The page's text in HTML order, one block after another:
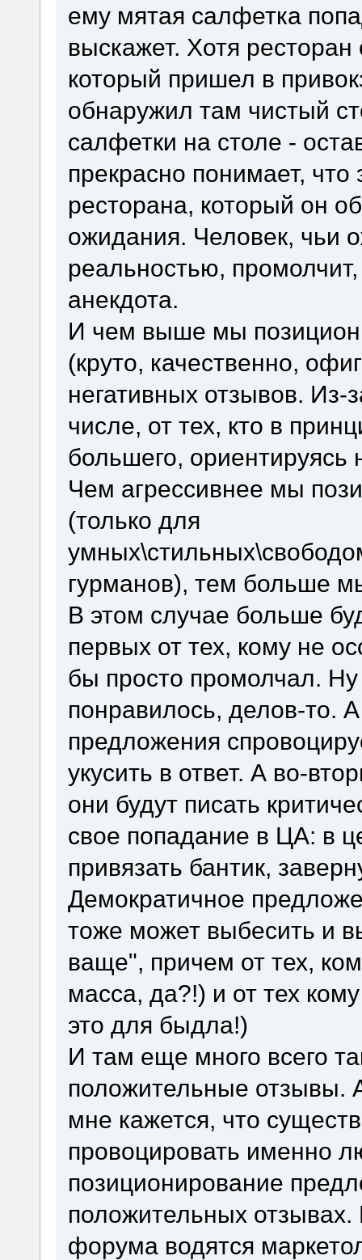
ему мятая салфетка
выскажет. Хотя
который пришел в
обнаружил там чистый
салфетки на столе -
прекрасно понимает, что
ресторана, который он
ожидания. Человек, чьи
реальностью, промолчит,
анекдота.
И чем выше мы
(круто, качественно,
негативных отзывов.
числе, от тех, кто в
большего, ориентируясь
Чем агрессивнее мы
(только для
гурманов), тем больше
В этом случае больше
первых от тех, кому не
бы просто промолчал.
понравилось, делов-то.
предложения
укусить в ответ. А во-
они будут писать
свое попадание в ЦА: в
привязать бантик,
Демократичное
тоже может выбесить и
ваще", причем от тех,
масса, да?!) и от тех
это для быдла!)
И там еще много всего
положительные отзывы.
мне кажется, что
провоцировать именно
позиционирование
положительных
форума водятся